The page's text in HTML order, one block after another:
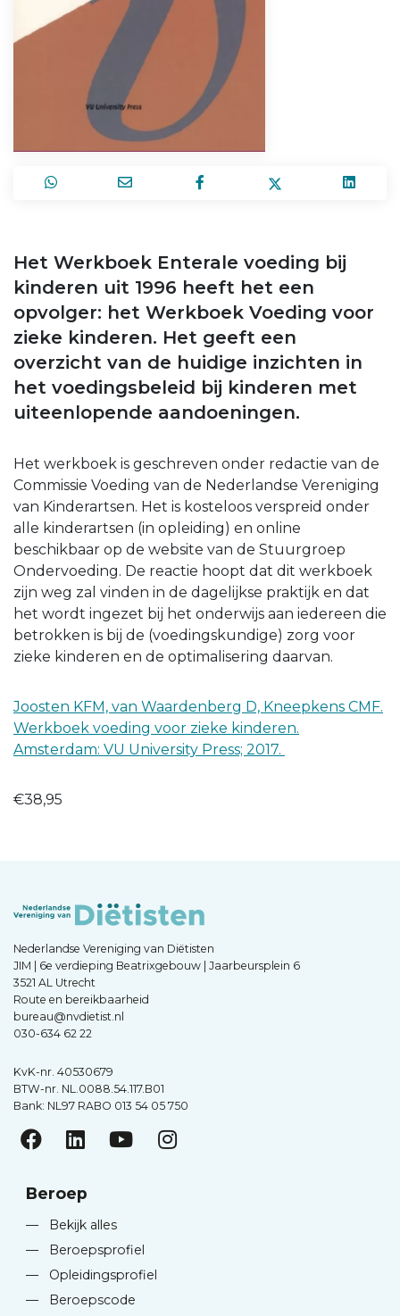
Het Werkboek Enterale voeding bij
kinderen uit 1996 heeft het een
opvolger: het Werkboek Voeding voor
zieke kinderen. Het geeft een
overzicht van de huidige inzichten in
het voedingsbeleid bij kinderen met
uiteenlopende aandoeningen.
Het werkboek is geschreven onder redactie van de
Commissie Voeding van de Nederlandse Vereniging
van Kinderartsen. Het is kosteloos verspreid onder
alle kinderartsen (in opleiding) en online
beschikbaar op de website van de Stuurgroep
Ondervoeding. De reactie hoopt dat dit werkboek
zijn weg zal vinden in de dagelijkse praktijk en dat
het wordt ingezet bij het onderwijs aan iedereen die
betrokken is bij de (voedingskundige) zorg voor
zieke kinderen en de optimalisering daarvan.
Joosten KFM, van Waardenberg D, Kneepkens CMF.
Werkboek voeding voor zieke kinderen.
Amsterdam: VU University Press; 2017.
€38,95
Nederlandse Vereniging van Diëtisten
JIM | 6e verdieping Beatrixgebouw | Jaarbeursplein 6
3521 AL Utrecht
Route en bereikbaarheid
bureau@nvdietist.nl
030-634 62 22
KvK-nr. 40530679
BTW-nr. NL.0088.54.117.B01
Bank: NL97 RABO 013 54 05 750
Beroep
—
Bekijk alles
—
Beroepsprofiel
—
Opleidingsprofiel
—
Beroepscode